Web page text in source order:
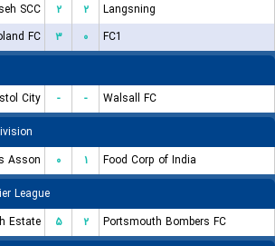
SCC
۲ ۲
Langsning
FC
۳ ۰
FC1
City
- -
Walsall FC
Asson
۰ ۱
Food Corp of India
League
Estate
۵ ۲
Portsmouth Bombers FC